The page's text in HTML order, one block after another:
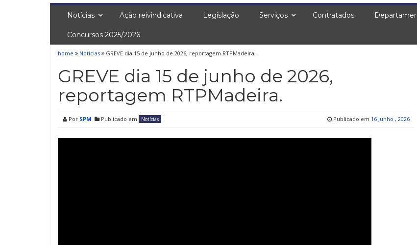
Notícias Ação reivindicativa Legislação Serviços Contratados
Concursos 2025/2026
home Notícias GREVE dia 15 de junho de 2026, reportagem RTPMadeira.
GREVE dia 15 de junho de 2026,
reportagem RTPMadeira.
Por SPM Publicado em Notícias Publicado em 16 Junho , 2026